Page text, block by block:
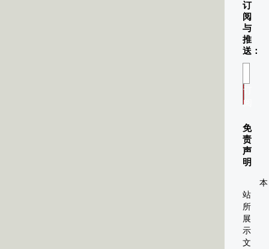
订
阅
与
推
送：
订
阅
免
责
声
明
本
站
所
展
示
文